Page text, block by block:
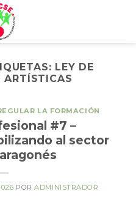
LEY DE
ARTÍSTICAS
LA FORMACIÓN
#7 –
al sector
PORADMINISTRADOR